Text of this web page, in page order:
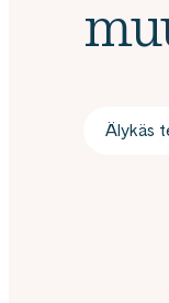
Älykäs